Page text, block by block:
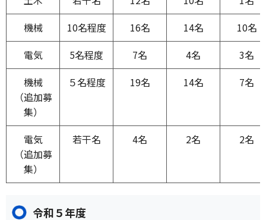
機械
10名程度 16名 14名
10名
電気
5名程度 7名 4名
3名
機械
（追加募
集）
５名程度 19名 14名 7名
電気
（追加募
集）
若干名 4名 2名 2名
令和５年度